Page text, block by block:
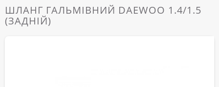
ШЛАНГ ГАЛЬМІВНИЙ DAEWOO 1.4/1.5
(ЗАДНІЙ)